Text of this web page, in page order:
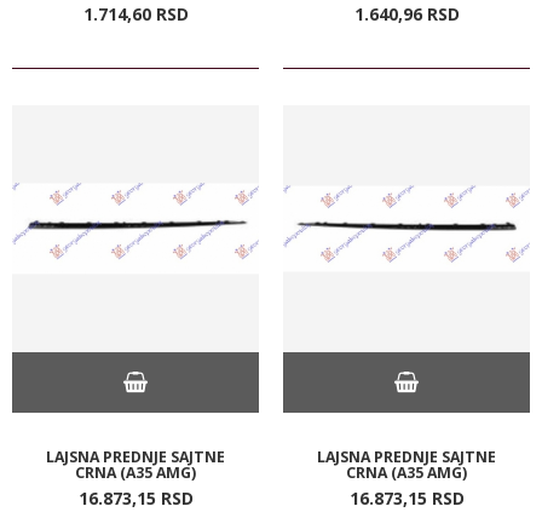
1.714,60 RSD 1.640,96 RSD
LAJSNA PREDNJE SAJTNE
CRNA (A35 AMG)
16.873,15 RSD
LAJSNA PREDNJE SAJTNE
CRNA (A35 AMG)
16.873,15 RSD